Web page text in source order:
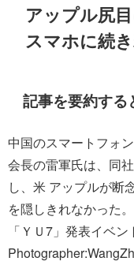
アップル尻
スマホに続
記事を要約する
中国のスマートフォ
会長の雷軍氏は、同
し、米 アップルが断
を隠しきれなかった。
「ＹＵ7」発表イベン